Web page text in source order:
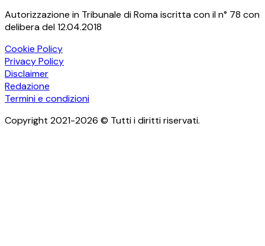
Autorizzazione in Tribunale di Roma iscritta con il n° 78 con
delibera del 12.04.2018
Cookie Policy
Privacy Policy
Disclaimer
Redazione
Termini e condizioni
Copyright 2021-2026 © Tutti i diritti riservati.